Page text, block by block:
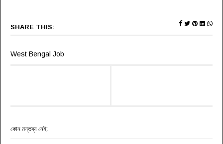
SHARE THIS:
West Bengal Job
কোন মন্তব্য নেই: